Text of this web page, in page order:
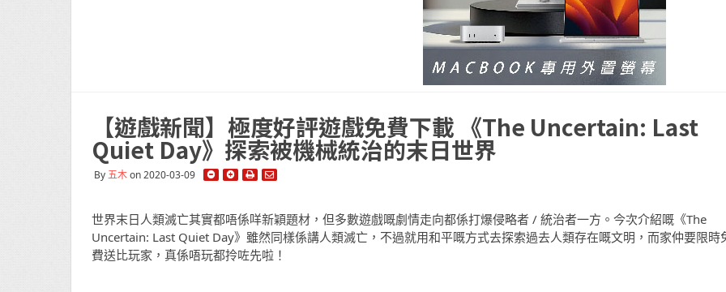
【遊戲新聞】極度好評遊戲免費下載 《The Uncertain: Last
Quiet Day》探索被機械統治的末日世界
By五木on 2020-03-09
世界末日人類滅亡其實都唔係咩新穎題材，但多數遊戲嘅劇情走向都係打爆侵略者 / 統治者一方。今次介紹嘅《The
Uncertain: Last Quiet Day》雖然同樣係講人類滅亡，不過就用和平嘅方式去探索過去人類存在嘅文明，而家仲要限時
費送比玩家，真係唔玩都拎咗先啦！